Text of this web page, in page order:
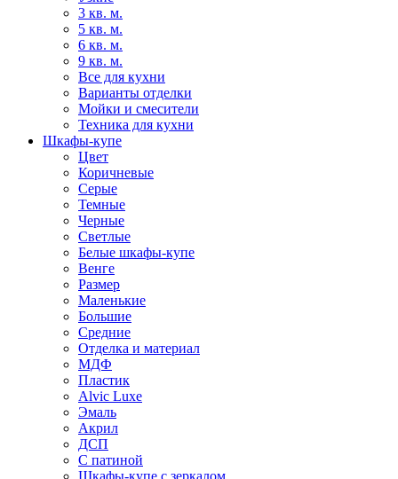
3 кв. м.
5 кв. м.
6 кв. м.
9 кв. м.
Все для кухни
Варианты отделки
Мойки и смесители
Техника для кухни
Шкафы-купе
Цвет
Коричневые
Серые
Темные
Черные
Светлые
Белые шкафы-купе
Венге
Размер
Маленькие
Большие
Средние
Отделка и материал
МДФ
Пластик
Alvic Luxe
Эмаль
Акрил
ДСП
С патиной
Шкафы-купе с зеркалом